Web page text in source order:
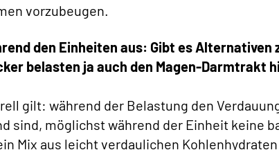
vorzubeugen.
den Einheiten aus: Gibt es
belasten ja auch den Magen-Darmtrakt
gilt: während der Belastung den
sind, möglichst während der Einheit keine
Mix aus leicht verdaulichen